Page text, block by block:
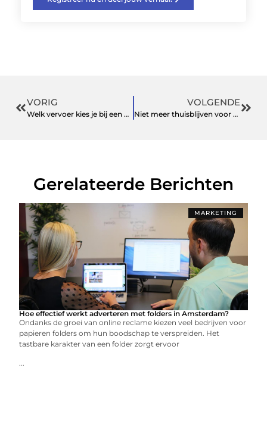
VORIG
Welk vervoer kies je bij een bezoek aan Amsterdam?
VOLGENDE
Niet meer thuisblijven voor pakketten?
Gerelateerde Berichten
MARKETING
Hoe effectief werkt adverteren met folders in Amsterdam?
Ondanks de groei van online reclame kiezen veel bedrijven voor
papieren folders om hun boodschap te verspreiden. Het
tastbare karakter van een folder zorgt ervoor
...